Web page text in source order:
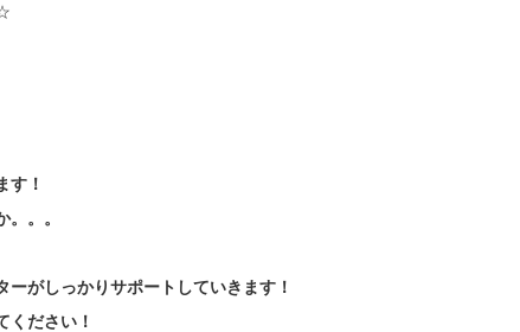
す！
。。
がしっかりサポートしていきます！
ください！